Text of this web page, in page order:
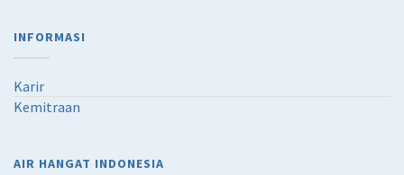
INFORMASI
Karir
Kemitraan
AIR HANGAT INDONESIA